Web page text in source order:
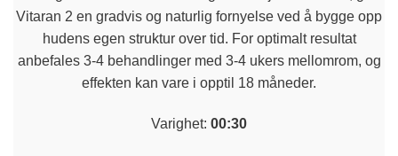
Vitaran 2 en gradvis og naturlig fornyelse ved å bygge opp
hudens egen struktur over tid. For optimalt resultat
anbefales 3-4 behandlinger med 3-4 ukers mellomrom, og
effekten kan vare i opptil 18 måneder.
Varighet: 00:30